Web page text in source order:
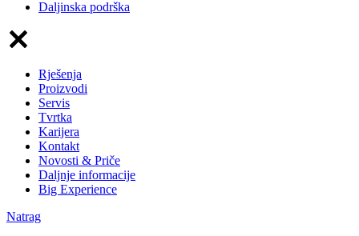
Daljinska podrška
Rješenja
Proizvodi
Servis
Tvrtka
Karijera
Kontakt
Novosti & Priče
Daljnje informacije
Big Experience
Natrag